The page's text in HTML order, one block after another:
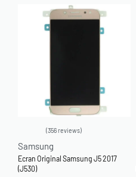
356 reviews
Samsung
Ecran Original Samsung J5 2017
(J530)